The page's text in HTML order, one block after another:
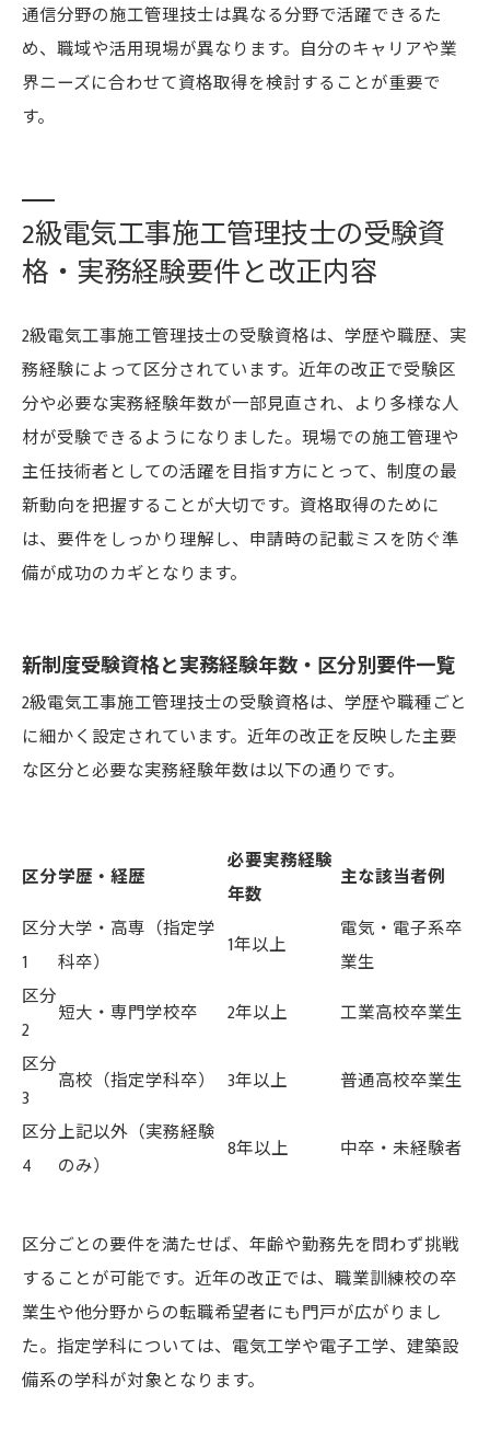
通信分野の施工管理技士は異なる分野で活躍できるた
め、職域や活用現場が異なります。自分のキャリアや業
界ニーズに合わせて資格取得を検討することが重要で
す。
2級電気工事施工管理技士の受験資
格・実務経験要件と改正内容
2級電気工事施工管理技士の受験資格は、学歴や職歴、実
務経験によって区分されています。近年の改正で受験区
分や必要な実務経験年数が一部見直され、より多様な人
材が受験できるようになりました。現場での施工管理や
主任技術者としての活躍を目指す方にとって、制度の最
新動向を把握することが大切です。資格取得のために
は、要件をしっかり理解し、申請時の記載ミスを防ぐ準
備が成功のカギとなります。
新制度受験資格と実務経験年数・区分別要件一覧
2級電気工事施工管理技士の受験資格は、学歴や職種ごと
に細かく設定されています。近年の改正を反映した主要
な区分と必要な実務経験年数は以下の通りです。
区分学歴・経歴
必要実務経験
年数
主な該当者例
区分
1
大学・高専（指定学
科卒）
1年以上
電気・電子系卒
業生
区分
2
短大・専門学校卒 2年以上
工業高校卒業生
区分
3
高校（指定学科卒） 3年以上
普通高校卒業生
区分
4
上記以外（実務経験
のみ）
8年以上 中卒・未経験者
区分ごとの要件を満たせば、年齢や勤務先を問わず挑戦
することが可能です。近年の改正では、職業訓練校の卒
業生や他分野からの転職希望者にも門戸が広がりまし
た。指定学科については、電気工学や電子工学、建築設
備系の学科が対象となります。